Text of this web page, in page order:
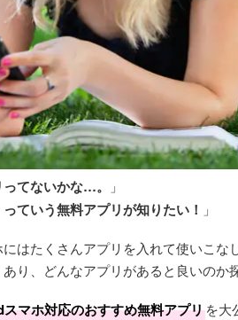
てないかな…。
」
ていう無料アプリが知りたい！ 」
はたくさんアプリを入れて使いこな
り、どんなアプリがあると良いのか
マホ対応のおすすめ無料アプリを大